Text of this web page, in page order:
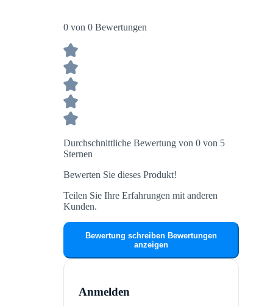
0 von 0 Bewertungen
Durchschnittliche Bewertung von 0 von 5
Sternen
Bewerten Sie dieses Produkt!
Teilen Sie Ihre Erfahrungen mit anderen
Kunden.
Bewertung schreiben Bewertungen
anzeigen
Anmelden